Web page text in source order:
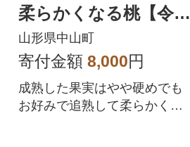
柔らかくなる桃【令和
8年産】
山形県中山町
寄付金額 8,000円
成熟した果実はやや硬めでも
お好みで追熟して柔らかくし